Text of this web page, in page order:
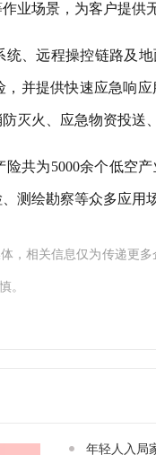
业场景，为客户提供
统、远程操控链路及
并提供快速应急响
灭火、应急物资投送
险共为5000余个低空
测绘勘察等众多应用
，相关信息仅为传递更
。
年轻人入局